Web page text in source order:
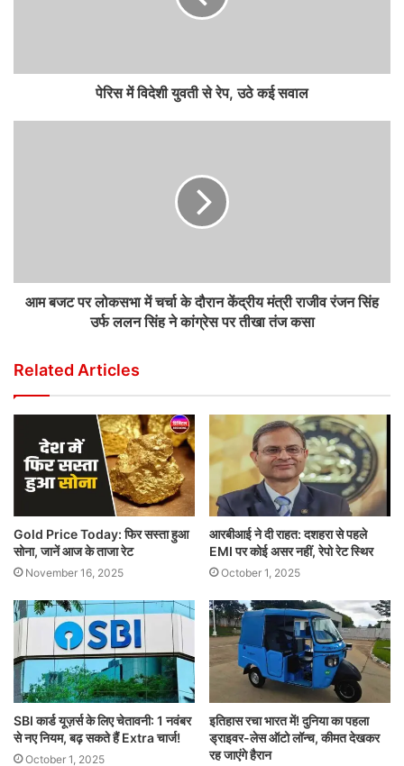
पेरिस में विदेशी युवती से रेप, उठे कई सवाल
आम बजट पर लोकसभा में चर्चा के दौरान केंद्रीय मंत्री राजीव रंजन सिंह
उर्फ ललन सिंह ने कांग्रेस पर तीखा तंज कसा
Related Articles
Gold Price Today: फिर सस्ता हुआ
सोना, जानें आज के ताजा रेट
November 16, 2025
आरबीआई ने दी राहत: दशहरा से पहले
EMI पर कोई असर नहीं, रेपो रेट स्थिर
October 1, 2025
SBI कार्ड यूज़र्स के लिए चेतावनी: 1 नवंबर
से नए नियम, बढ़ सकते हैं Extra चार्ज!
October 1, 2025
इतिहास रचा भारत में! दुनिया का पहला
ड्राइवर-लेस ऑटो लॉन्च, कीमत देखकर
रह जाएंगे हैरान